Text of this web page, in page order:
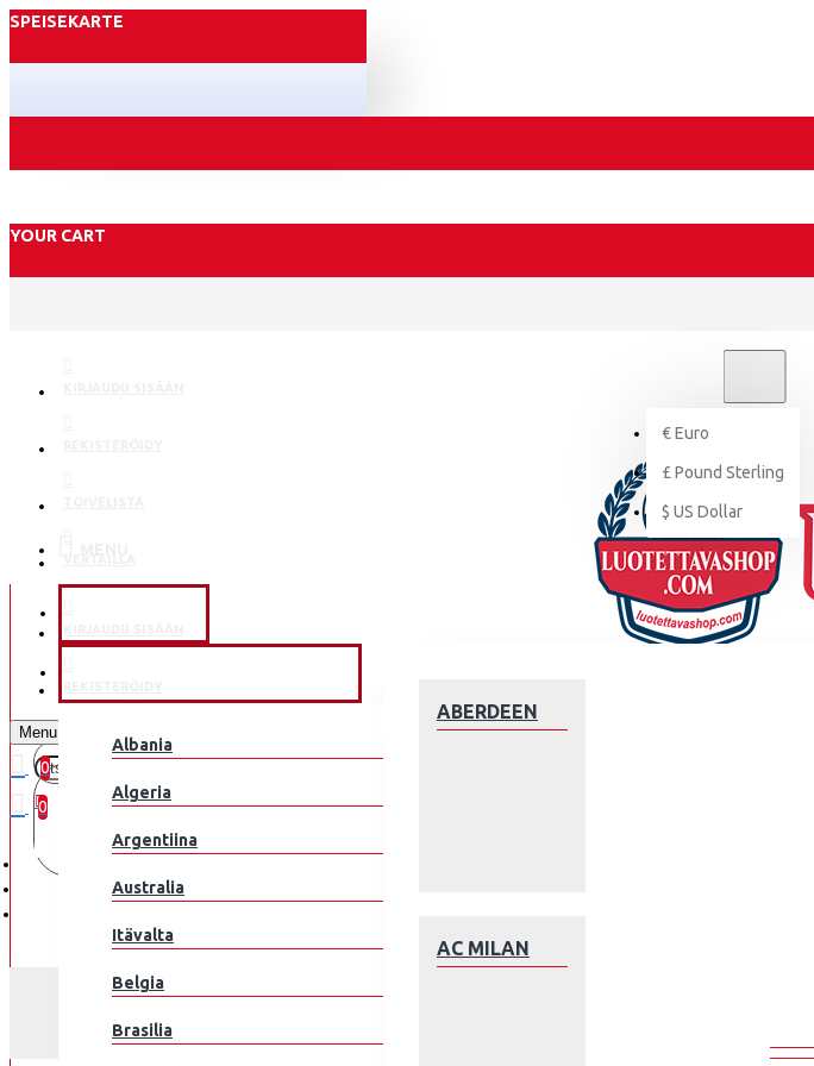
SPEISEKARTE
YOUR CART
€Euro
£ Pound Sterling
$ US Dollar
Ostoskorisi on tyhjä!
ABERDEEN
AC MILAN
Albania
Algeria
Argentiina
Australia
Itävalta
Belgia
Brasilia
Menu
0
0